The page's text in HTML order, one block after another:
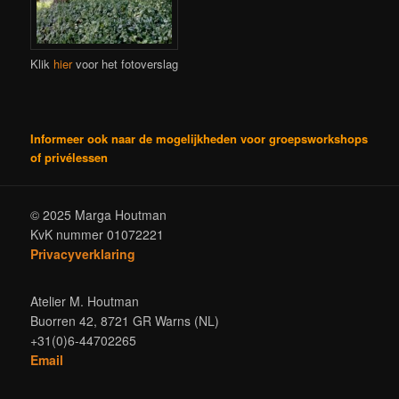
Klik hiervoor het fotoverslag
Informeer ook naar de mogelijkheden voor groepsworkshops
of privélessen
© 2025 Marga Houtman
KvK nummer 01072221
Privacyverklaring
Atelier M. Houtman
Buorren 42, 8721 GR Warns (NL)
+31(0)6-44702265
Email